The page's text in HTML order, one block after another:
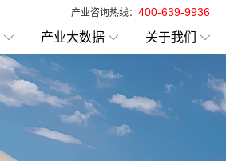
产业咨询热线： 400-639-9936
产业大数据 关于我们